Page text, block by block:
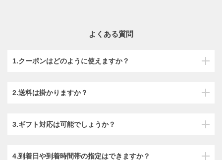
よくある質問
1.クーポンはどのように使えますか？
2.送料は掛かりますか？
3.ギフト対応は可能でしょうか？
4.到着日や到着時間帯の指定はできますか？